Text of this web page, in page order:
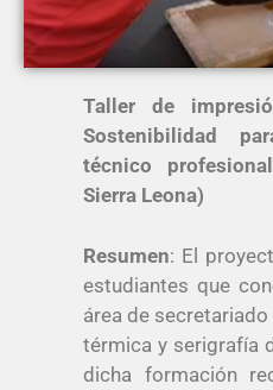
Taller de
Sostenibilidad
técnico
Sierra Leona)
Resumen: El
estudiantes que
área de
térmica y serigrafía
dicha formación